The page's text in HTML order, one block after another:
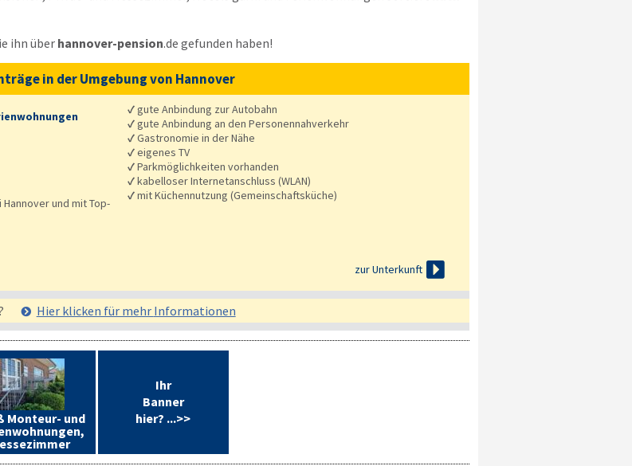
ihn über hannover-pension.de gefunden haben!
in der Umgebung von Hannover
und mit Top-
✓gute Anbindung zur Autobahn
✓gute Anbindung an den Personennahverkehr
✓Gastronomie in der Nähe
✓eigenes TV
✓Parkmöglichkeiten vorhanden
✓kabelloser Internetanschluss (WLAN)
✓mit Küchennutzung (Gemeinschaftsküche)
zur Unterkunft 
Hier klicken für mehr Informationen
Monteur- und
Ihr
Banner
hier? ...>>